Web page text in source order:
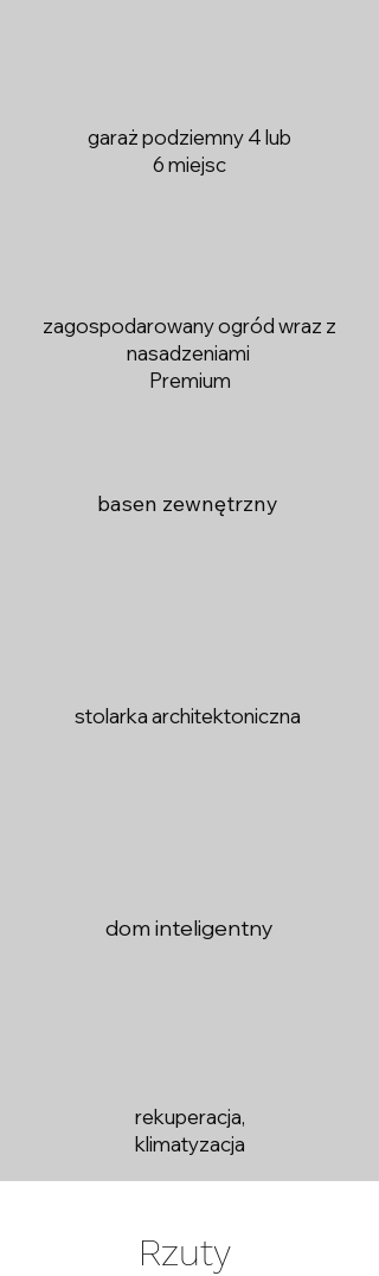
garaż podziemny 4 lub
6 miejsc
zagospodarowany ogród wraz z
nasadzeniami
Premium
basen zewnętrzny
stolarka architektoniczna
dom inteligentny
rekuperacja,
klimatyzacja
Rzuty